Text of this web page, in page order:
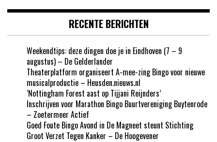
RECENTE BERICHTEN
Weekendtips: deze dingen doe je in Eindhoven (7 – 9
augustus) – De Gelderlander
Theaterplatform organiseert A-mee-zing Bingo voor nieuwe
musicalproductie – Heusden.nieuws.nl
‘Nottingham Forest aast op Tijjani Reijnders’
Inschrijven voor Marathon Bingo Buurtvereniging Buytenrode
– Zoetermeer Actief
Goed Foute Bingo Avond in De Magneet steunt Stichting
Groot Verzet Tegen Kanker – De Hoogevener